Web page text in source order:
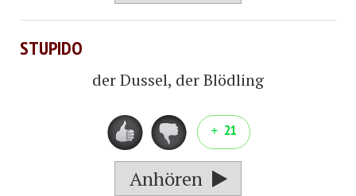
STUPIDO
der Dussel, der Blödling
21
Anhören